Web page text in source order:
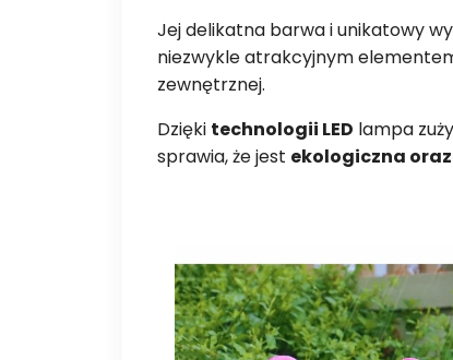
Jej delikatna barwa i unikatowy
niezwykle atrakcyjnym
zewnętrznej.
Dzięki technologii LED lampa
sprawia, że jest ekologiczna